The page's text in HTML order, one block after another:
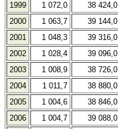
1999
1 072,0 38 424,0
2000
1 063,7 39 144,0
2001
1 048,3 39 316,0
2002
1 028,4 39 096,0
2003
1 008,9 38 726,0
2004
1 011,7 38 880,0
2005
1 004,6 38 846,0
2006
1 004,7 39 088,0